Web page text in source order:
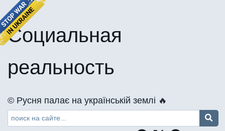
Социальная
реальность
©️ Русня палає на українській землі 🔥